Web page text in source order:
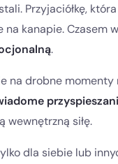
Przyjaciółkę,
kanapie. Czasem
.
na drobne
wewnętrzną siłę.
dla siebie lub